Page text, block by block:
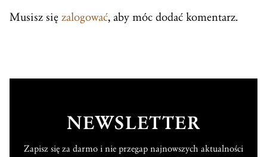
Musisz się zalogować, aby móc dodać komentarz.
NEWSLETTER
Zapisz się za darmo i nie przegap najnowszych aktualności